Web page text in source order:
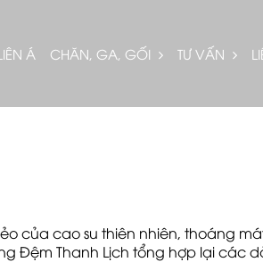
Á CHĂN, GA, GỐI TƯ VẤN
của cao su thiên nhiên, thoáng
Đệm Thanh Lịch tổng hợp lại các